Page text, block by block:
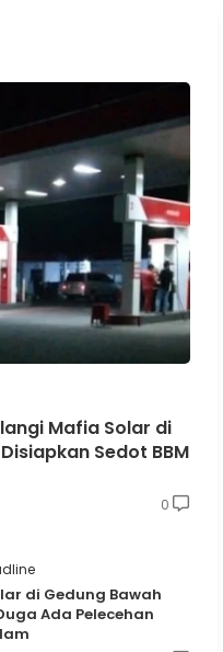
Mafia Solar di
Sedot BBM
0
di Gedung Bawah
Ada Pelecehan